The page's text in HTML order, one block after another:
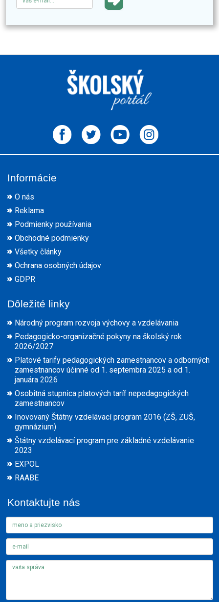
Informácie
O nás
Reklama
Podmienky používania
Obchodné podmienky
Všetky články
Ochrana osobných údajov
GDPR
Dôležité linky
Národný program rozvoja výchovy a vzdelávania
Pedagogicko-organizačné pokyny na školský rok
2026/2027
Platové tarify pedagogických zamestnancov a odborných
zamestnancov účinné od 1. septembra 2025 a od 1.
januára 2026
Osobitná stupnica platových taríf nepedagogických
zamestnancov
Inovovaný Štátny vzdelávací program 2016 (ZŠ, ZUŠ,
gymnázium)
Štátny vzdelávací program pre základné vzdelávanie
2023
EXPOL
RAABE
Kontaktujte nás